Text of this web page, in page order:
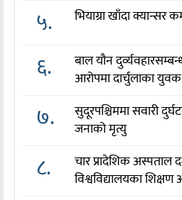
५. भियाग्रा खाँदा क्यान्सर
६.
बाल यौन
आरोपमा दार्चुलाका
७.
सुदूरपश्चिममा सवारी
जनाको मृत्यु
८.
चार प्रादेशिक अस्पताल
विश्वविद्यालयका